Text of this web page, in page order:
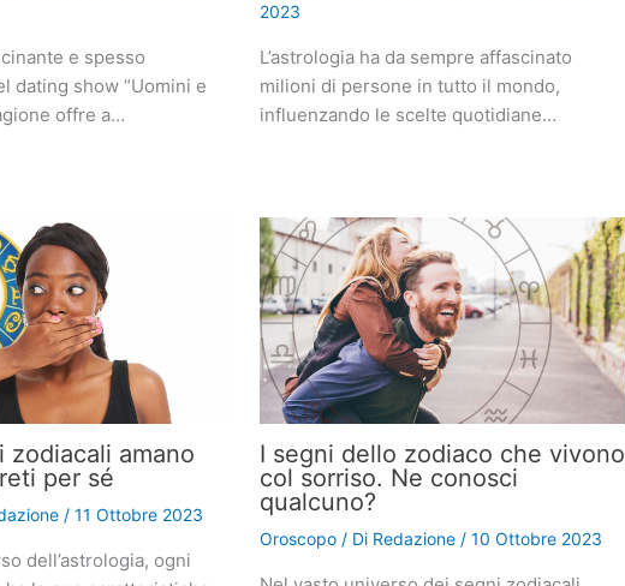
e spesso
dating show “Uomini e
offre a…
2023
L’astrologia ha da sempre affascinato
milioni di persone in tutto il mondo,
influenzando le scelte quotidiane…
zodiacali amano
per sé
/ 11 Ottobre 2023
dell’astrologia, ogni
I segni dello zodiaco che vivono
col sorriso. Ne conosci
qualcuno?
Oroscopo/ Di Redazione / 10 Ottobre 2023